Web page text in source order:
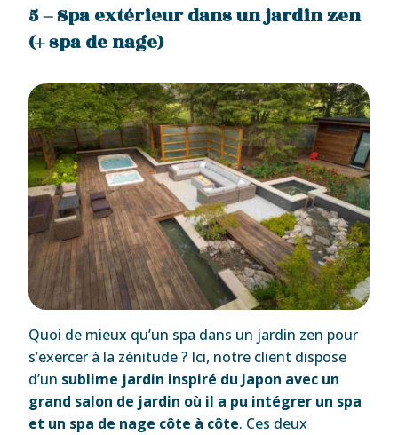
5 – Spa extérieur dans un jardin zen
(+ spa de nage)
Quoi de mieux qu’un spa dans un jardin zen pour
s’exercer à la zénitude ? Ici, notre client dispose
d’un sublime jardin inspiré du Japon avec un
grand salon de jardin où il a pu intégrer un spa
et un spa de nage côte à côte. Ces deux